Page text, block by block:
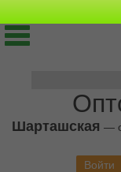
Шарташская —
Войти